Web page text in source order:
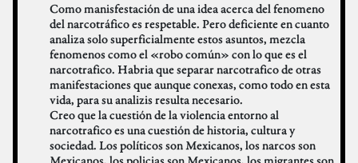
Como manisfestación de una idea acerca del fenomeno
del narcotráfico es respetable. Pero deficiente en cuanto
analiza solo superficialmente estos asuntos, mezcla
fenomenos como el «robo común» con lo que es el
narcotrafico. Habria que separar narcotrafico de otras
manifestaciones que aunque conexas, como todo en esta
vida, para su analizis resulta necesario.
Creo que la cuestión de la violencia entorno al
narcotrafico es una cuestión de historia, cultura y
sociedad. Los políticos son Mexicanos, los narcos son